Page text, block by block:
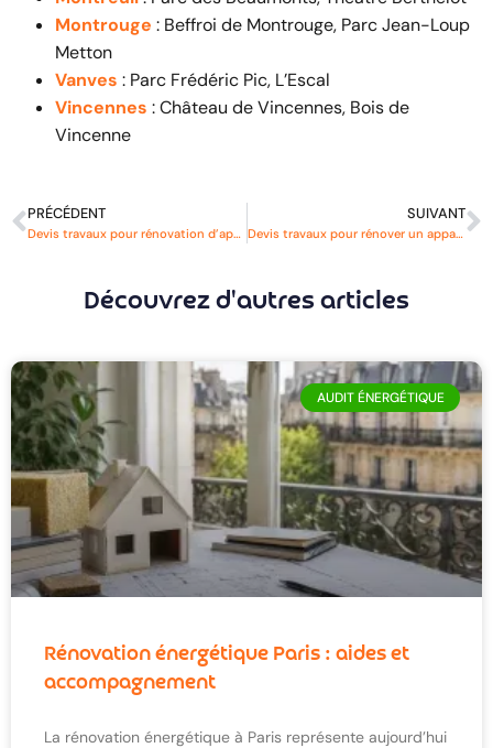
Montrouge : Beffroi de Montrouge, Parc Jean-Loup
Metton
Vanves : Parc Frédéric Pic, L’Escal
Vincennes : Château de Vincennes, Bois de
Vincenne
PRÉCÉDENT
Devis travaux pour rénovation d’appartement à Neuilly-sur-Seine
SUIVANT
Devis travaux pour rénover un appartement à Paris 1er
Découvrez d'autres articles
AUDIT ÉNERGÉTIQUE
Rénovation énergétique Paris : aides et
accompagnement
La rénovation énergétique à Paris représente aujourd’hui